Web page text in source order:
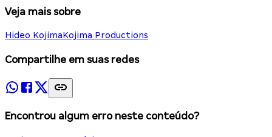
Veja mais sobre
Hideo KojimaKojima Productions
Compartilhe em suas redes
Encontrou algum erro neste conteúdo?